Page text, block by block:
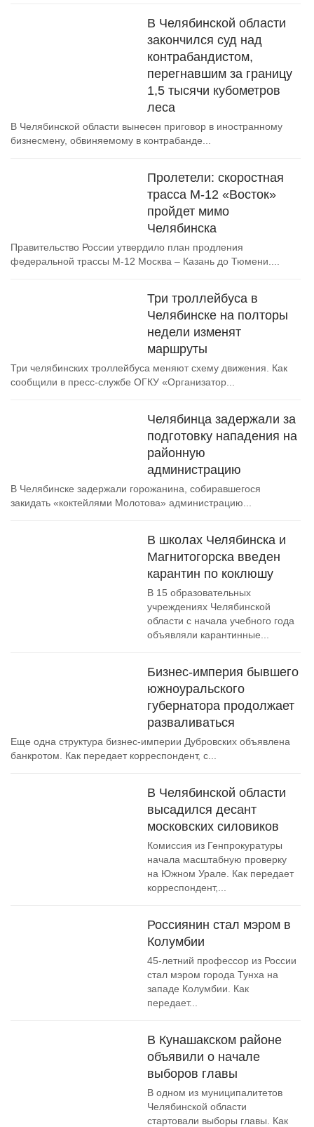
В Челябинской области
закончился суд над
контрабандистом,
перегнавшим за границу
1,5 тысячи кубометров
леса
В Челябинской области вынесен приговор в иностранному
бизнесмену, обвиняемому в контрабанде...
Пролетели: скоростная
трасса М-12 «Восток»
пройдет мимо
Челябинска
Правительство России утвердило план продления
федеральной трассы M-12 Москва – Казань до Тюмени....
Три троллейбуса в
Челябинске на полторы
недели изменят
маршруты
Три челябинских троллейбуса меняют схему движения. Как
сообщили в пресс-службе ОГКУ «Организатор...
Челябинца задержали за
подготовку нападения на
районную
администрацию
В Челябинске задержали горожанина, собиравшегося
закидать «коктейлями Молотова» администрацию...
В школах Челябинска и
Магнитогорска введен
карантин по коклюшу
В 15 образовательных
учреждениях Челябинской
области с начала учебного года
объявляли карантинные...
Бизнес-империя бывшего
южноуральского
губернатора продолжает
разваливаться
Еще одна структура бизнес-империи Дубровских объявлена
банкротом. Как передает корреспондент, с...
В Челябинской области
высадился десант
московских силовиков
Комиссия из Генпрокуратуры
начала масштабную проверку
на Южном Урале. Как передает
корреспондент,...
Россиянин стал мэром в
Колумбии
45-летний профессор из России
стал мэром города Тунха на
западе Колумбии. Как
передает...
В Кунашакском районе
объявили о начале
выборов главы
В одном из муниципалитетов
Челябинской области
стартовали выборы главы. Как